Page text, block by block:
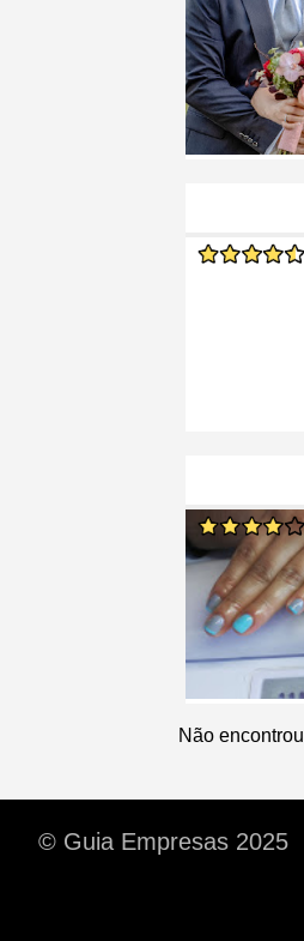
Não
© Guia Empresas 2025